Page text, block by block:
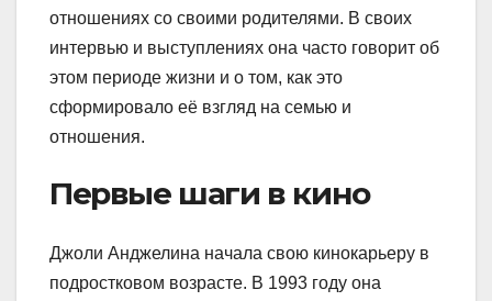
отношениях со своими родителями. В своих
интервью и выступлениях она часто говорит об
этом периоде жизни и о том, как это
сформировало её взгляд на семью и
отношения.
Первые шаги в кино
Джоли Анджелина начала свою кинокарьеру в
подростковом возрасте. В 1993 году она